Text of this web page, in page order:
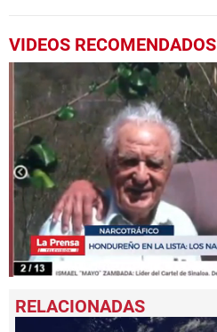
VIDEOS RECOMENDADOS
seconds
of